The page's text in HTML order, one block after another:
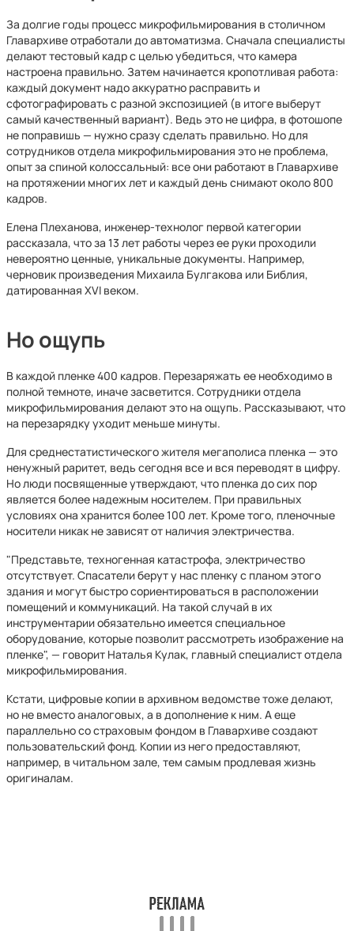
За долгие годы процесс микрофильмирования в столичном
Главархиве отработали до автоматизма. Сначала специалисты
делают тестовый кадр с целью убедиться, что камера
настроена правильно. Затем начинается кропотливая работа:
каждый документ надо аккуратно расправить и
сфотографировать с разной экспозицией (в итоге выберут
самый качественный вариант). Ведь это не цифра, в фотошопе
не поправишь — нужно сразу сделать правильно. Но для
сотрудников отдела микрофильмирования это не проблема,
опыт за спиной колоссальный: все они работают в Главархиве
на протяжении многих лет и каждый день снимают около 800
кадров.
Елена Плеханова, инженер-технолог первой категории
рассказала, что за 13 лет работы через ее руки проходили
невероятно ценные, уникальные документы. Например,
черновик произведения Михаила Булгакова или Библия,
датированная XVI веком.
Но ощупь
В каждой пленке 400 кадров. Перезаряжать ее необходимо в
полной темноте, иначе засветится. Сотрудники отдела
микрофильмирования делают это на ощупь. Рассказывают, что
на перезарядку уходит меньше минуты.
Для среднестатистического жителя мегаполиса пленка — это
ненужный раритет, ведь сегодня все и вся переводят в цифру.
Но люди посвященные утверждают, что пленка до сих пор
является более надежным носителем. При правильных
условиях она хранится более 100 лет. Кроме того, пленочные
носители никак не зависят от наличия электричества.
"Представьте, техногенная катастрофа, электричество
отсутствует. Спасатели берут у нас пленку с планом этого
здания и могут быстро сориентироваться в расположении
помещений и коммуникаций. На такой случай в их
инструментарии обязательно имеется специальное
оборудование, которые позволит рассмотреть изображение на
пленке", — говорит Наталья Кулак, главный специалист отдела
микрофильмирования.
Кстати, цифровые копии в архивном ведомстве тоже делают,
но не вместо аналоговых, а в дополнение к ним. А еще
параллельно со страховым фондом в Главархиве создают
пользовательский фонд. Копии из него предоставляют,
например, в читальном зале, тем самым продлевая жизнь
оригиналам.